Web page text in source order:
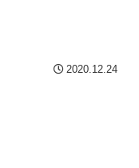
2020.12.24